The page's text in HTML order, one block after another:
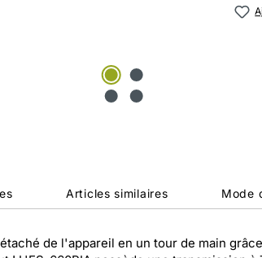
Articles similaires Mode
de l'appareil en un tour de main